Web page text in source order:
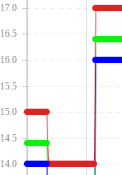
14.0
14.5
15.0
15.5
16.0
16.5
17.0